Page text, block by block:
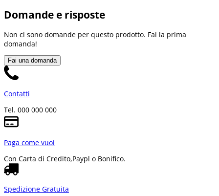
Domande e risposte
Non ci sono domande per questo prodotto. Fai la prima
domanda!
Fai una domanda
Contatti
Tel. 000 000 000
Paga come vuoi
Con Carta di Credito,Paypl o Bonifico.
Spedizione Gratuita